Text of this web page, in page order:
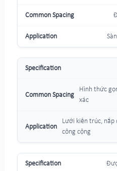
Hình thức
xác
Lưới kiến trúc,
công cộng